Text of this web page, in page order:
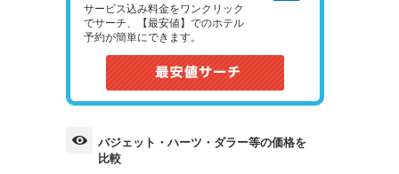
サービス込み料金をワンクリック
でサーチ、【最安値】でのホテル
予約が簡単にできます。
バジェット・ハーツ・ダラー等の価格を
比較